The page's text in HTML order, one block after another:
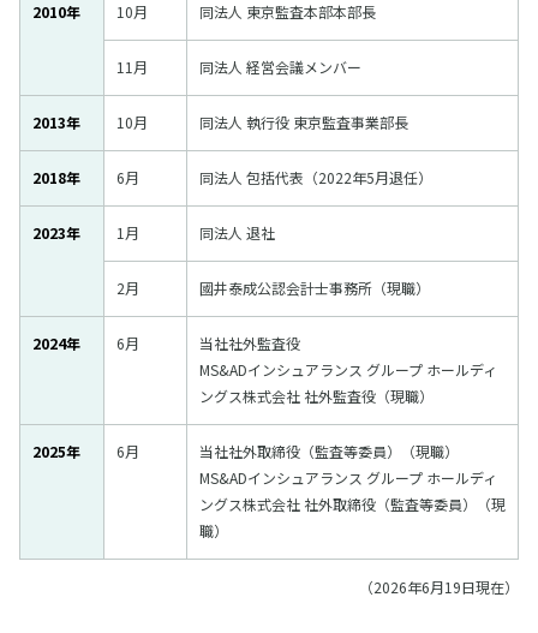
2010年 10月 同法人 東京監査本部本部長
11月 同法人 経営会議メンバー
2013年 10月 同法人 執行役 東京監査事業部長
2018年 6月 同法人 包括代表（2022年5月退任）
2023年 1月 同法人 退社
2月 國井泰成公認会計士事務所（現職）
2024年 6月
当社社外監査役
MS&ADインシュアランス グループ ホールディ
ングス株式会社 社外監査役（現職）
2025年 6月
当社社外取締役（監査等委員）（現職）
MS&ADインシュアランス グループ ホールディ
ングス株式会社 社外取締役（監査等委員）（現
職）
（2026年6月19日現在）​